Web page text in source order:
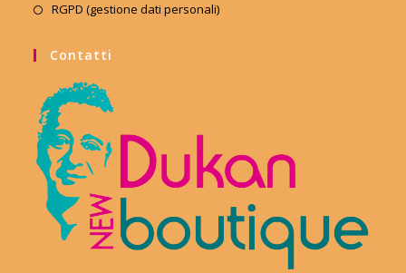
RGPD (gestione dati personali)
Contatti